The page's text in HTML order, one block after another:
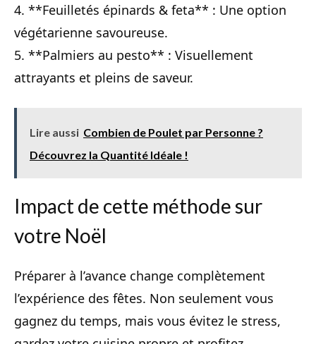
4. **Feuilletés épinards & feta** : Une option
végétarienne savoureuse.
5. **Palmiers au pesto** : Visuellement
attrayants et pleins de saveur.
Lire aussi Combien de Poulet par Personne ?
Découvrez la Quantité Idéale !
Impact de cette méthode sur
votre Noël
Préparer à l’avance change complètement
l’expérience des fêtes. Non seulement vous
gagnez du temps, mais vous évitez le stress,